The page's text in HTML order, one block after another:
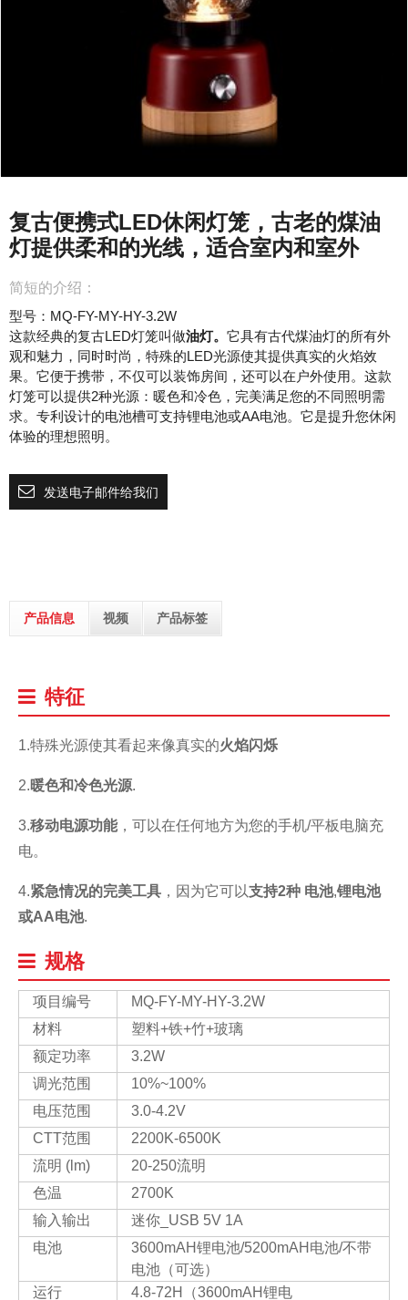
复古便携式LED休闲灯笼，古老的煤油
灯提供柔和的光线，适合室内和室外
简短的介绍：
型号：MQ-FY-MY-HY-3.2W
这款经典的复古LED灯笼叫做油灯。 它具有古代煤油灯的所有外
观和魅力，同时时尚，特殊的LED光源使其提供真实的火焰效
果。它便于携带，不仅可以装饰房间，还可以在户外使用。这款
灯笼可以提供2种光源：暖色和冷色，完美满足您的不同照明需
求。专利设计的电池槽可支持锂电池或AA电池。它是提升您休闲
体验的理想照明。
发送电子邮件给我们
产品信息 视频 产品标签
特征
1.特殊光源使其看起来像真实的火焰闪烁
2.暖色和冷色光源.
3.移动电源功能，可以在任何地方为您的手机/平板电脑充
电。
4.紧急情况的完美工具 ，因为它可以支持2种 电池,锂电池
或AA电池.
规格
项目编号
MQ-FY-MY-HY-3.2W
材料
塑料+铁+竹+玻璃
额定功率
3.2W
调光范围
10%~100%
电压范围
3.0-4.2V
CTT范围
2200K-6500K
流明 (lm)
20-250流明
色温
2700K
输入输出
迷你_USB 5V 1A
电池
3600mAH锂电池/5200mAH电池/不带
电池（可选）
运行
4.8-72H（3600mAH锂电